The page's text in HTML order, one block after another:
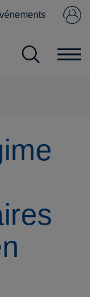
membre ?